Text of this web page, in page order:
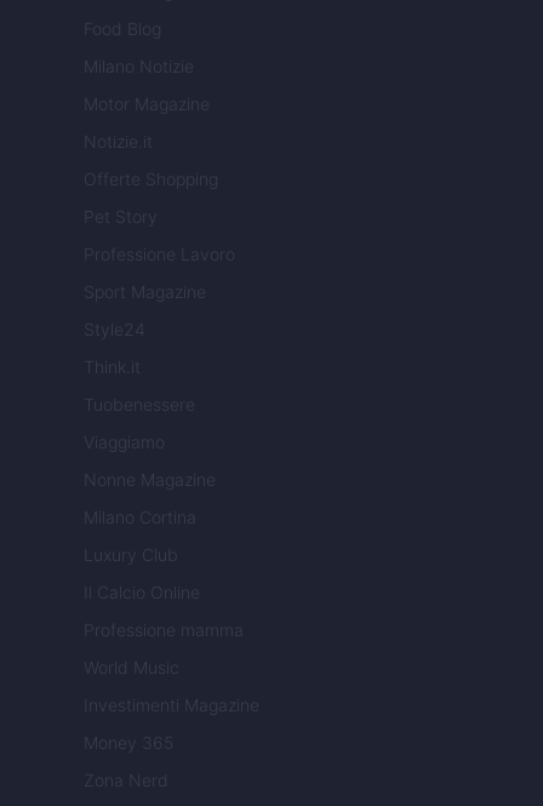
Food Blog
Milano Notizie
Motor Magazine
Notizie.it
Offerte Shopping
Pet Story
Professione Lavoro
Sport Magazine
Style24
Think.it
Tuobenessere
Viaggiamo
Nonne Magazine
Milano Cortina
Luxury Club
Il Calcio Online
Professione mamma
World Music
Investimenti Magazine
Money 365
Zona Nerd